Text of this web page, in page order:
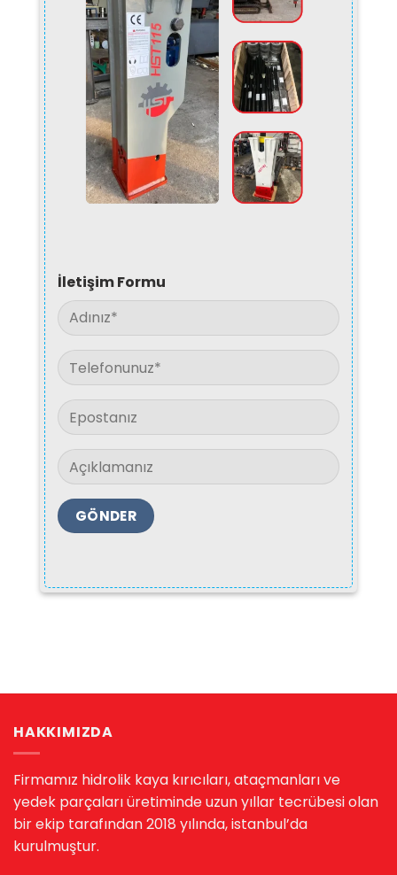
İletişim Formu
HAKKIMIZDA
Firmamız hidrolik kaya kırıcıları, ataçmanları ve
yedek parçaları üretiminde uzun yıllar tecrübesi olan
bir ekip tarafından 2018 yılında, istanbul’da
kurulmuştur.